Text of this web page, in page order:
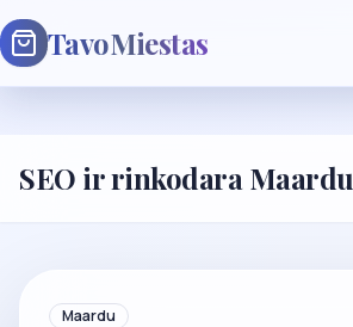
TavoMiestas
SEO ir rinkodara Maardu
Maardu